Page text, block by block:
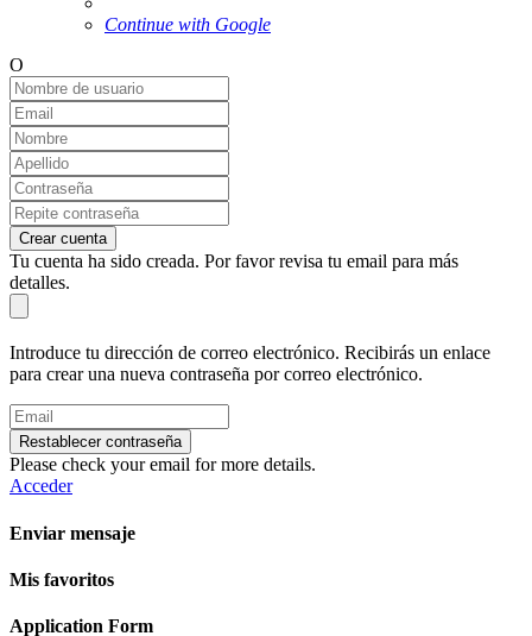
Continue with Google
O
Crear cuenta
Tu cuenta ha sido creada. Por favor revisa tu email para más
detalles.
Introduce tu dirección de correo electrónico. Recibirás un enlace
para crear una nueva contraseña por correo electrónico.
Restablecer contraseña
Please check your email for more details.
Acceder
Enviar mensaje
Mis favoritos
Application Form